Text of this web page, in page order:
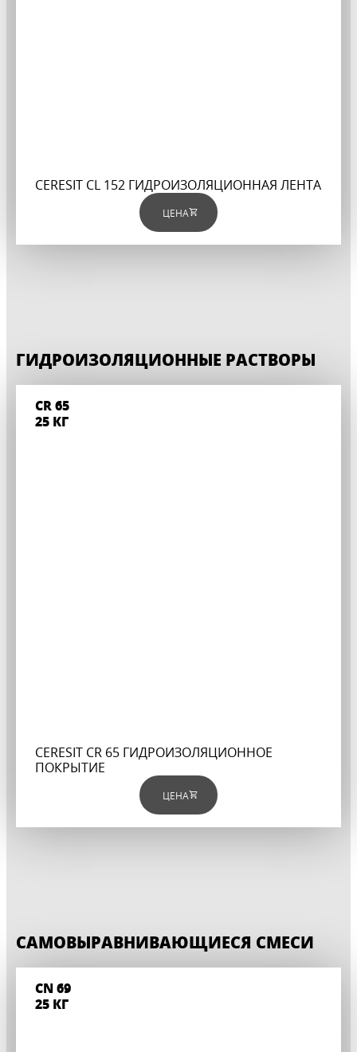
CERESIT CL 152 ГИДРОИЗОЛЯЦИОННАЯ ЛЕНТА
ЦЕНА
ГИДРОИЗОЛЯЦИОННЫЕ РАСТВОРЫ
CR 65
25 КГ
CERESIT CR 65 ГИДРОИЗОЛЯЦИОННОЕ
ПОКРЫТИЕ
ЦЕНА
САМОВЫРАВНИВАЮЩИЕСЯ СМЕСИ
CN 69
25 КГ